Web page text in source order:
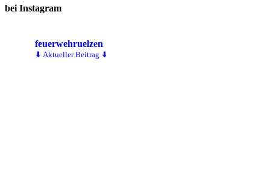
bei Instagram
feuerwehruelzen
⬇ Aktueller Beitrag ⬇